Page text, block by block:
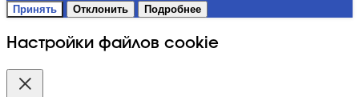
Принять Отклонить Подробнее
Настройки файлов cookie